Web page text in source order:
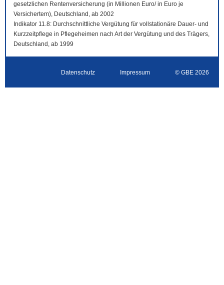
gesetzlichen Rentenversicherung (in Millionen Euro/ in Euro je
Versichertem), Deutschland, ab 2002
Indikator 11.8: Durchschnittliche Vergütung für vollstationäre Dauer- und
Kurzzeitpflege in Pflegeheimen nach Art der Vergütung und des Trägers,
Deutschland, ab 1999
Datenschutz Impressum © GBE 2026